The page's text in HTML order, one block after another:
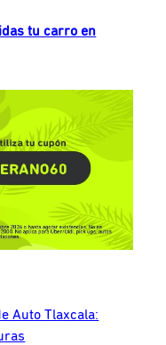
tu carro en
Auto Tlaxcala: